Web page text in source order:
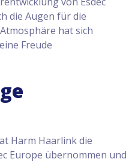
die Augen für die
hat sich
Freude
Harm Haarlink die
Europe übernommen und